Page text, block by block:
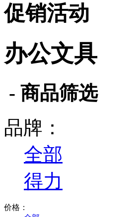
促销活动
办公文具
- 商品筛选
品牌：
全部
得力
价格：